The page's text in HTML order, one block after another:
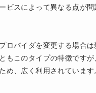
ビスによって異なる点が問
ロバイダを変更する場合
もこのタイプの特徴です
め、広く利用されています